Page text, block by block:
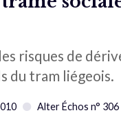
risques de
du tram liégeois.
Alter Échos n° 306